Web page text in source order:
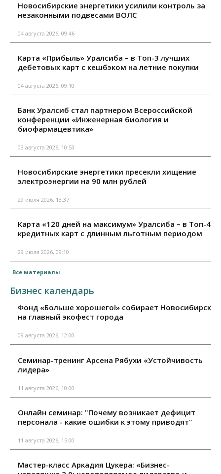
Новосибирские энергетики усилили контроль за
незаконными подвесами ВОЛС
04 августа 2026, 09:46
Карта «Прибыль» Уралсиба – в Топ-3 лучших
дебетовых карт с кешбэком на летние покупки
04 августа 2026, 09:10
Банк Уралсиб стал партнером Всероссийской
конференции «Инженерная биология и
биофармацевтика»
03 августа 2026, 10:53
Новосибирские энергетики пресекли хищение
электроэнергии на 90 млн рублей
29 июля 2026, 13:37
Карта «120 дней на максимум» Уралсиба – в Топ-4
кредитных карт с длинным льготным периодом
29 июля 2026, 09:10
Все материалы
Бизнес календарь
Фонд «Больше хорошего!» собирает Новосибирск
на главный экофест города
09 августа 2026, 12:00
Семинар-тренинг Арсена Рябухи «Устойчивость
лидера»
11 августа 2026, 10:00
Онлайн семинар: "Почему возникает дефицит
персонала - какие ошибки к этому приводят"
11 августа 2026, 15:00
Мастер-класс Аркадия Цукера: «Бизнес-